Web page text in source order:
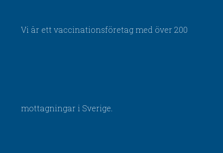
Vi är ett vaccinationsföretag med över 200
mottagningar i Sverige.